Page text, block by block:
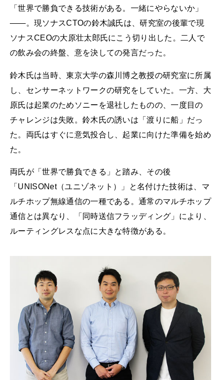
「世界で勝負できる技術がある。一緒にやらないか」
――。現ソナスCTOの鈴木誠氏は、研究室の後輩で現
ソナスCEOの大原壮太郎氏にこう切り出した。二人で
の飲み会の終盤、意を決しての発言だった。
鈴木氏は当時、東京大学の森川博之教授の研究室に所属
し、センサーネットワークの研究をしていた。一方、大
原氏は起業のためソニーを退社したものの、一度目の
チャレンジは失敗。鈴木氏の誘いは「渡りに船」だっ
た。両氏はすぐに意気投合し、起業に向けた準備を始め
た。
両氏が「世界で勝負できる」と踏み、その後
「UNISONet（ユニゾネット）」と名付けた技術は、マ
ルチホップ無線通信の一種である。通常のマルチホップ
通信とは異なり、「同時送信フラッディング」により、
ルーティングレスな点に大きな特徴がある。